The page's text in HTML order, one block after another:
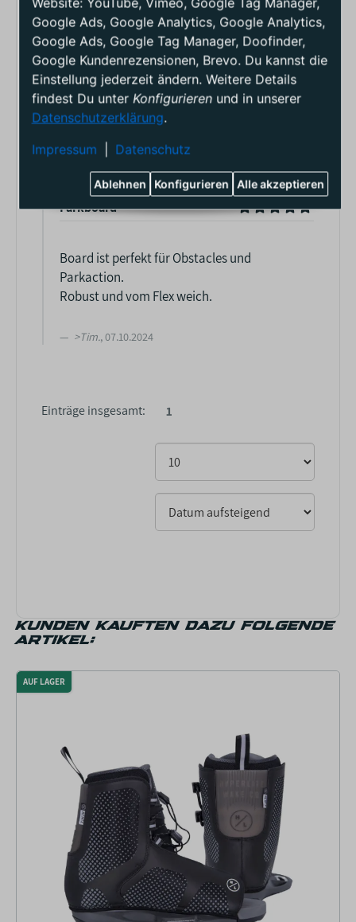
Parkboard
Board ist perfekt für Obstacles und
Parkaction.
Robust und vom Flex weich.
>Tim., 07.10.2024
Einträge insgesamt: 1
KUNDEN KAUFTEN DAZU FOLGENDE
ARTIKEL:
AUF LAGER
Google Ads, Google Analytics, Google Analytics,
Google Ads, Google Tag Manager, Doofinder,
Google Kundenrezensionen, Brevo. Du kannst die
Einstellung jederzeit ändern. Weitere Details
findest Du unter Konfigurierenund in unserer
Datenschutzerklärung.
Impressum
Datenschutz
Alle akzeptieren
Konfigurieren
Ablehnen